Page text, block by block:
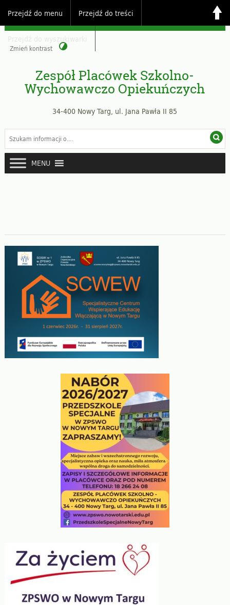
Przejdź do menu Przejdź do treści
Zmień kontrast
Zespół Placówek Szkolno-
Wychowawczo Opiekuńczych
34-400 Nowy Targ, ul. Jana Pawła II 85
MENU